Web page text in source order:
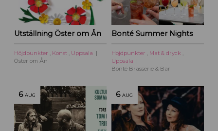
Utställning Öster om Ån
Höjdpunkter Konst
Uppsala
Öster om Ån
Bonté Summer Nights
Höjdpunkter Mat & dryck
Uppsala
Bonté Brasserie & Bar
6 AUG 6 AUG